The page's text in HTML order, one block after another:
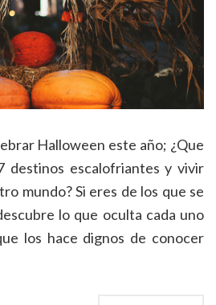
Halloween este año; ¿Que
destinos escalofriantes y vivir
mundo? Si eres de los que se
lo que oculta cada uno
los hace dignos de conocer